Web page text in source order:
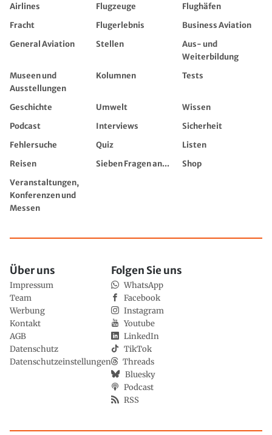
Airlines Flugzeuge
Flughäfen
Fracht
Flugerlebnis
Business Aviation
General Aviation
Stellen
Aus- und
Weiterbildung
Museen und
Ausstellungen
Kolumnen Tests
Geschichte Umwelt
Wissen
Podcast
Interviews
Sicherheit
Fehlersuche
Quiz
Listen
Reisen
Sieben Fragen an...
Shop
Veranstaltungen,
Konferenzen und
Messen
Über uns
Impressum
Team
Werbung
Kontakt
AGB
Datenschutz
Datenschutzeinstellungen
Folgen Sie uns
WhatsApp
Facebook
Instagram
Youtube
LinkedIn
TikTok
Threads
Bluesky
Podcast
RSS